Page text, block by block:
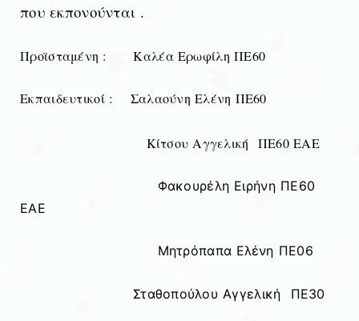
που εκπονούνται .
Προϊσταμένη : Καλέα Ερωφίλη ΠΕ60
Εκπαιδευτικοί : Σαλαούνη Ελένη ΠΕ60
Κίτσου Αγγελική ΠΕ60 ΕΑΕ
Φακουρέλη Ειρήνη ΠΕ60
ΕΑΕ
Μητρόπαπα Ελένη ΠΕ06
Σταθοπούλου Αγγελική ΠΕ30